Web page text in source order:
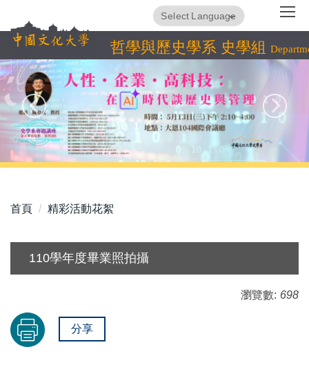
到
主
要
內
容
區
哲學與歷史學系 史學組
Powered by
首頁 精彩活動花絮
110學年度畢業照拍攝
瀏覽數: 698
分享